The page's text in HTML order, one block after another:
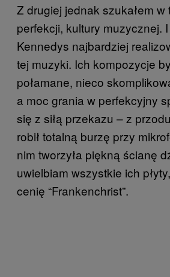
Z drugiej jednak szukałem w
perfekcji, kultury muzycznej.
Kennedys najbardziej
tej muzyki. Ich kompozycje
połamane, nieco
a moc grania w perfekcyjny
się z siłą przekazu – z
robił totalną burzę przy
nim tworzyła piękną ścianę
uwielbiam wszystkie ich
cenię “Frankenchrist”.